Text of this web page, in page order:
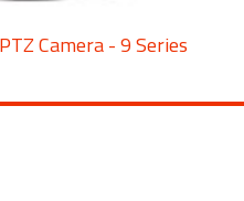
Camera - 9 Series